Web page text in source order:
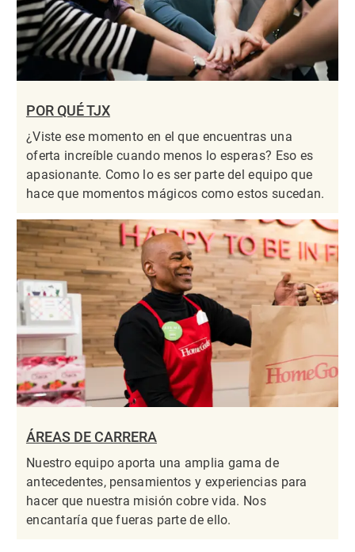
POR QUÉ TJX
¿Viste ese momento en el que encuentras una
oferta increíble cuando menos lo esperas? Eso es
apasionante. Como lo es ser parte del equipo que
hace que momentos mágicos como estos sucedan.
ÁREAS DE CARRERA
Nuestro equipo aporta una amplia gama de
antecedentes, pensamientos y experiencias para
hacer que nuestra misión cobre vida. Nos
encantaría que fueras parte de ello.